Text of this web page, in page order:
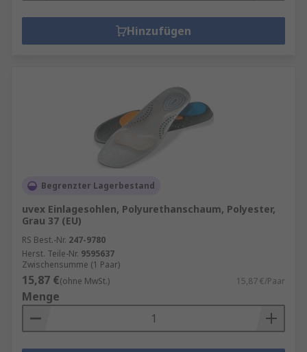
Hinzufügen
Begrenzter Lagerbestand
uvex Einlagesohlen, Polyurethanschaum, Polyester,
Grau 37 (EU)
RS Best.-Nr. 247-9780
Herst. Teile-Nr. 9595637
Zwischensumme (1 Paar)
15,87 €(ohne MwSt.) 15,87 €/Paar
Menge